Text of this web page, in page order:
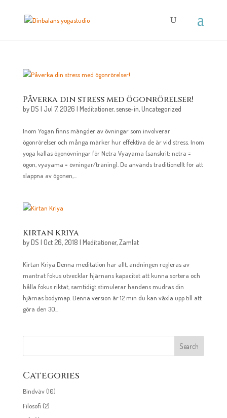
Påverka din stress med ögonrörelser!
byDS | Jul 7, 2026 | Meditationer,sense-in,Uncategorized
Inom Yogan finns mängder av övningar som involverar
ögonrörelser och många märker hur effektiva de är vid stress. Inom
yoga kallas ögonövningar för Netra Vyayama (sanskrit: netra =
ögon, vyayama = övningar/träning). De används traditionellt för att
slappna av ögonen,...
Kirtan Kriya
byDS | Oct 26, 2018 | Meditationer,Zamlat
Kirtan Kriya Denna meditation har allt, andningen regleras av
mantrat fokus utvecklar hjärnans kapacitet att kunna sortera och
hålla fokus riktat, samtidigt stimulerar handens mudras din
hjärnas bodymap. Denna version är 12 min du kan växla upp till att
göra den 30...
Categories
Bindväv(10)
Filosofi (2)